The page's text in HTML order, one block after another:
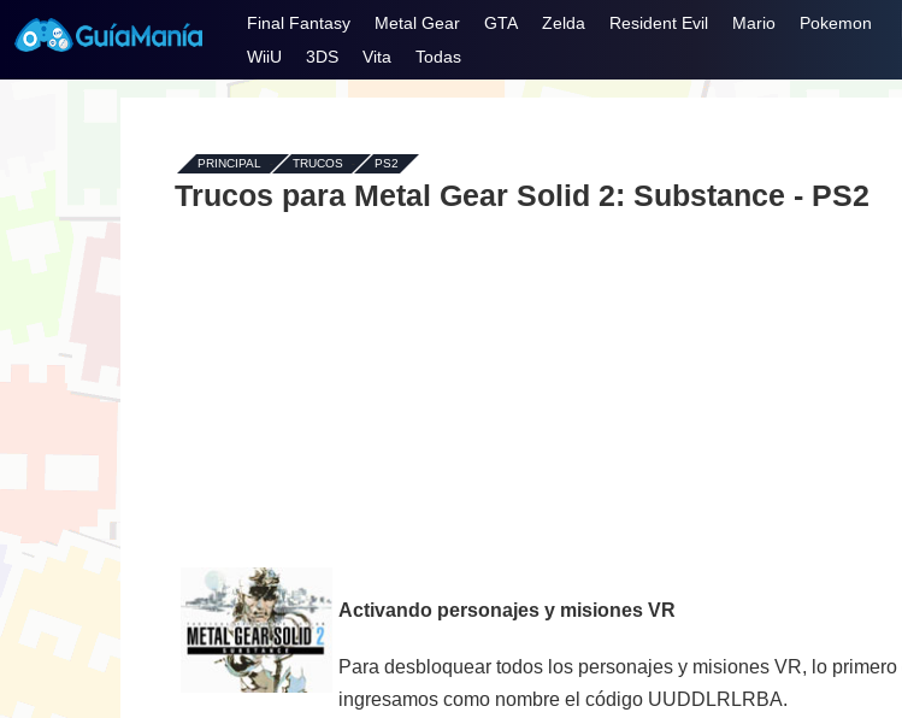
Final Fantasy Metal Gear GTA Zelda Resident Evil Mario Pokemon
WiiU
3DS Vita Todas
PRINCIPAL - TRUCOS- PS2
Trucos para Metal Gear Solid 2: Substance - PS2
Activando personajes y misiones VR
Para desbloquear todos los personajes y misiones VR, lo
ingresamos como nombre el código UUDDLRLRBA.